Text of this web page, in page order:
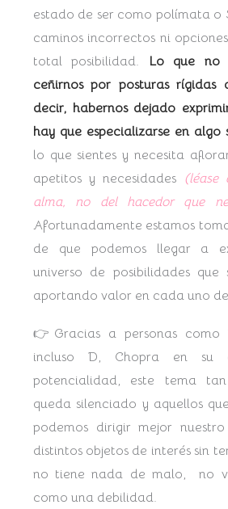
estado de ser como polímata o
caminos incorrectos ni
total posibilidad.
Lo que no
ceñirnos por posturasrígidas
decir, habernos dejado
hay que especializarse en algo
lo que sientes y necesita
apetitos y necesidades (léase
alma, no del hacedor que
Afortunadamente estamos
de que podemos llegar a
universo de posibilidades que
aportando valor en cada uno
👉Gracias a personas como
incluso D, Chopra en su
potencialidad, este tema
queda silenciado y aquellos
podemos dirigir mejor
distintos objetos de interés sin
no tiene nada de malo, no
como una debilidad.